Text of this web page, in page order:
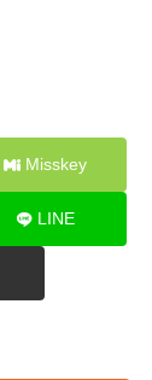
Misskey
LINE